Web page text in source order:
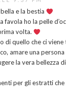
e la bestia
ho la pelle
volta.
di quello che ci viene
amare una
la vera bellezza
per gli estratti che